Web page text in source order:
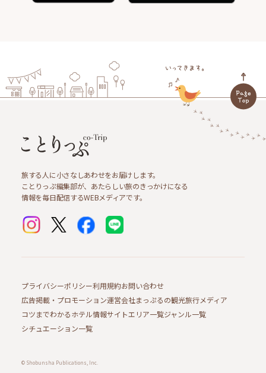
旅する人に小さなしあわせをお届けします。
ことりっぷ編集部が、あたらしい旅のきっかけになる
情報を毎日配信するWEBメディアです。
プライバシーポリシー利用規約お問い合わせ
広告掲載・プロモーション運営会社まっぷるの観光旅行メディア
コツまでわかるホテル情報サイトエリア一覧ジャンル一覧
シチュエーション一覧
© Shobunsha Publications, Inc.